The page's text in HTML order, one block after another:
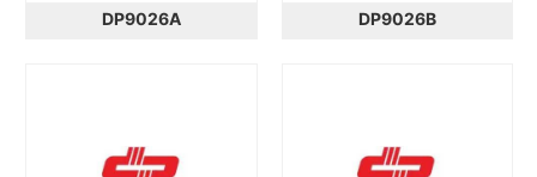
DP9026A DP9026B